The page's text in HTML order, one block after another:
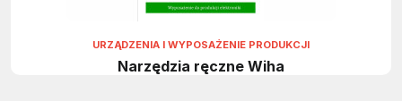
URZĄDZENIA I WYPOSAŻENIE PRODUKCJI
Narzędzia ręczne Wiha